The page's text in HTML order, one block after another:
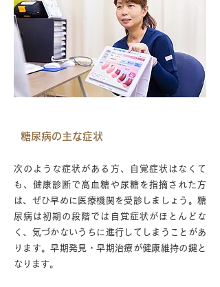
糖尿病の主な症状
次のような症状がある方、自覚症状はなくて
も、健康診断で高血糖や尿糖を指摘された方
は、ぜひ早めに医療機関を受診しましょう。糖
尿病は初期の段階では自覚症状がほとんどな
く、気づかないうちに進行してしまうことがあ
ります。早期発見・早期治療が健康維持の鍵と
なります。